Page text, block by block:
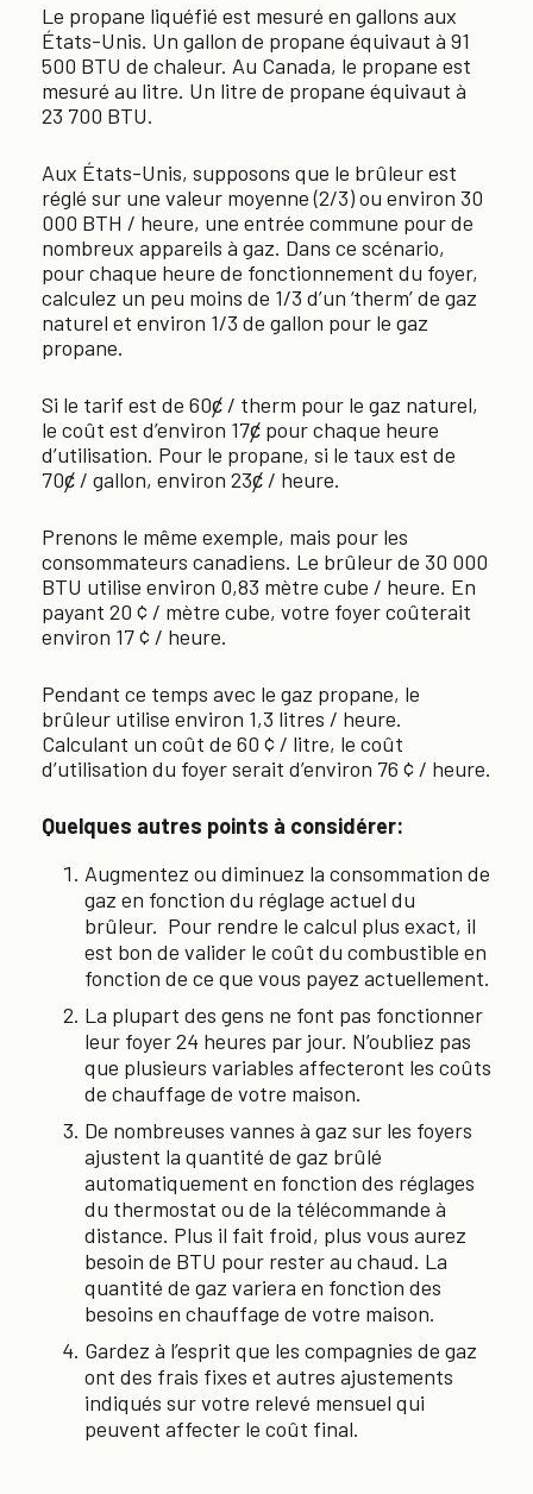
Le propane liquéfié est mesuré en gallons aux
États-Unis. Un gallon de propane équivaut à 91
500 BTU de chaleur. Au Canada, le propane est
mesuré au litre. Un litre de propane équivaut à
23 700 BTU.
Aux États-Unis, supposons que le brûleur est
réglé sur une valeur moyenne (2/3) ou environ 30
000 BTH / heure, une entrée commune pour de
nombreux appareils à gaz. Dans ce scénario,
pour chaque heure de fonctionnement du foyer,
calculez un peu moins de 1/3 d’un ‘therm’ de gaz
naturel et environ 1/3 de gallon pour le gaz
propane.
Si le tarif est de 60ȼ / therm pour le gaz naturel,
le coût est d’environ 17ȼ pour chaque heure
d’utilisation. Pour le propane, si le taux est de
70ȼ / gallon, environ 23ȼ / heure.
Prenons le même exemple, mais pour les
consommateurs canadiens. Le brûleur de 30 000
BTU utilise environ 0,83 mètre cube / heure. En
payant 20 ¢ / mètre cube, votre foyer coûterait
environ 17 ¢ / heure.
Pendant ce temps avec le gaz propane, le
brûleur utilise environ 1,3 litres / heure.
Calculant un coût de 60 ¢ / litre, le coût
d’utilisation du foyer serait d’environ 76 ¢ / heure.
Quelques autres points à considérer:
Augmentez ou diminuez la consommation de
gaz en fonction du réglage actuel du
brûleur. Pour rendre le calcul plus exact, il
est bon de valider le coût du combustible en
fonction de ce que vous payez actuellement.
La plupart des gens ne font pas fonctionner
leur foyer 24 heures par jour. N’oubliez pas
que plusieurs variables affecteront les coûts
de chauffage de votre maison.
De nombreuses vannes à gaz sur les foyers
ajustent la quantité de gaz brûlé
automatiquement en fonction des réglages
du thermostat ou de la télécommande à
distance. Plus il fait froid, plus vous aurez
besoin de BTU pour rester au chaud. La
quantité de gaz variera en fonction des
besoins en chauffage de votre maison.
Gardez à l’esprit que les compagnies de gaz
ont des frais fixes et autres ajustements
indiqués sur votre relevé mensuel qui
peuvent affecter le coût final.